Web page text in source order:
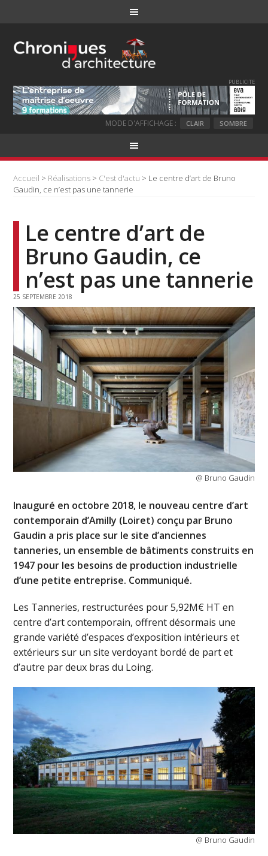
PUBLICITE
MODE D'AFFICHAGE : CLAIR SOMBRE
Accueil > Réalisations > C'est d'actu > Le centre d’art de Bruno
Gaudin, ce n’est pas une tannerie
Le centre d’art de
Bruno Gaudin, ce
n’est pas une tannerie
25 SEPTEMBRE 2018
@ Bruno Gaudin
Inauguré en octobre 2018, le nouveau centre d’art
contemporain d’Amilly (Loiret) conçu par Bruno
Gaudin a pris place sur le site d’anciennes
tanneries, un ensemble de bâtiments construits en
1947 pour les besoins de production industrielle
d’une petite entreprise. Communiqué.
Les Tanneries, restructurées pour 5,92M€ HT en
centre d’art contemporain, offrent désormais une
grande variété d’espaces d’exposition intérieurs et
extérieurs sur un site verdoyant bordé de part et
d’autre par deux bras du Loing.
@ Bruno Gaudin